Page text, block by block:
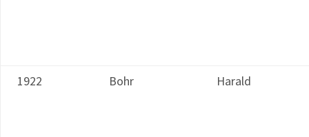
1922 Bohr Harald